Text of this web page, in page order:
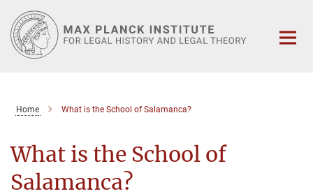
Main-
Content
Home What is the School of Salamanca?
What is the School of
Salamanca?